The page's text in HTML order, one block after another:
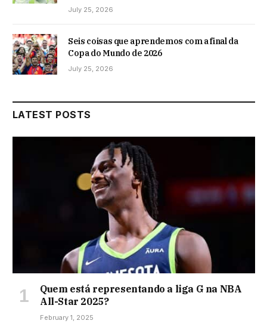
July 25, 2026
Seis coisas que aprendemos com a final da
Copa do Mundo de 2026
July 25, 2026
LATEST POSTS
Quem está representando a liga G na NBA
All-Star 2025?
February 1, 2025